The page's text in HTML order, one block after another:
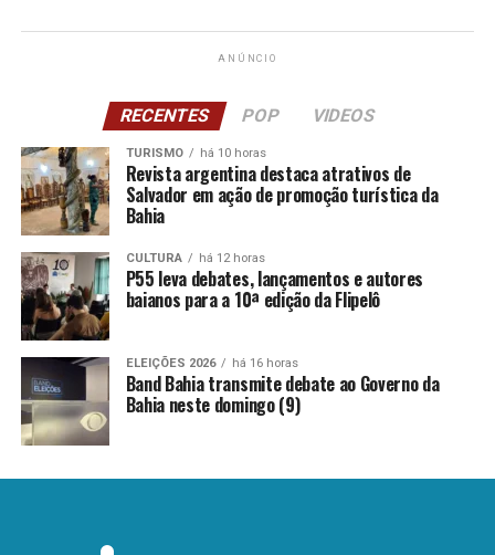
ANÚNCIO
RECENTES POP VIDEOS
TURISMO há 10 horas
Revista argentina destaca atrativos de
Salvador em ação de promoção turística da
Bahia
CULTURA há 12 horas
P55 leva debates, lançamentos e autores
baianos para a 10ª edição da Flipelô
ELEIÇÕES 2026 há 16 horas
Band Bahia transmite debate ao Governo da
Bahia neste domingo (9)